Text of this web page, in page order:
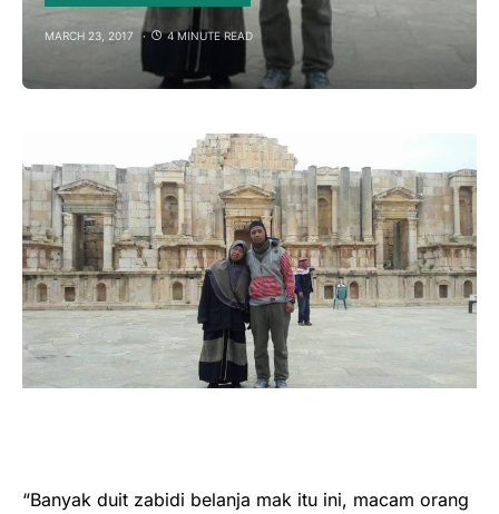
MARCH 23, 2017 4 MINUTE READ
“Banyak duit zabidi belanja mak itu ini, macam orang